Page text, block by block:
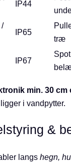
IP44
IP65
træ
IP67
min. 30 cm
i vandpytter.
&
langs hegn,